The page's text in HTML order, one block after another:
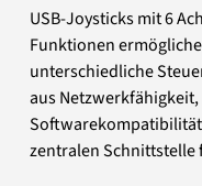
USB-Joysticks mit 6
Funktionen
unterschiedliche
aus
Softwarekompatibilität
zentralen Schnittstelle